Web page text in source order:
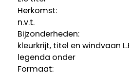
Herkomst:
n.v.t.
Bijzonderheden:
kleurkrijt, titel en windvaan
legenda onder
Formaat: